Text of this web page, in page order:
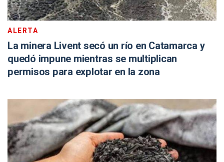
ALERTA
La minera Livent secó un río en Catamarca y
quedó impune mientras se multiplican
permisos para explotar en la zona